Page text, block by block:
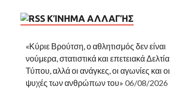
ΚΊΝΗΜΑ ΑΛΛΑΓΉΣ
«Κύριε Βρούτση, ο αθλητισμός δεν είναι
νούμερα, στατιστικά και επετειακά Δελτία
Τύπου, αλλά οι ανάγκες, οι αγωνίες και οι
ψυχές των ανθρώπων του» 06/08/2026